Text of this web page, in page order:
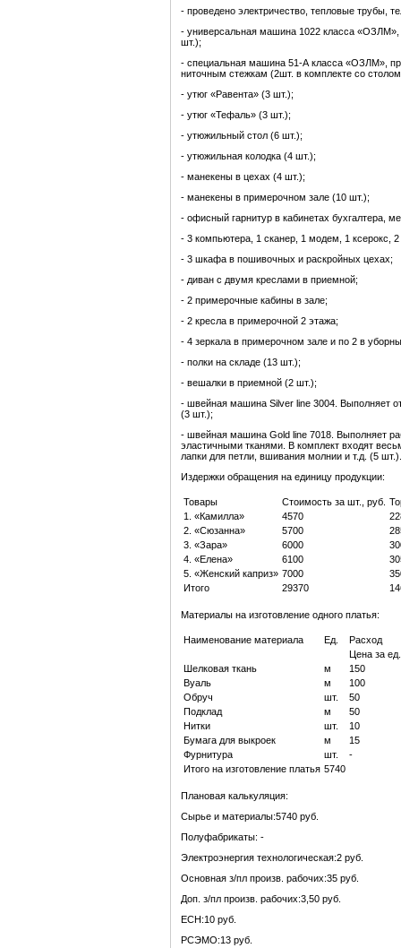
- проведено электричество, тепловые трубы,
- универсальная машина 1022 класса «ОЗЛМ»,
шт.);
- специальная машина 51-А класса «ОЗЛМ»,
ниточным стежкам (2шт. в комплекте со
- утюг «Равента» (3 шт.);
- утюг «Тефаль» (3 шт.);
- утюжильный стол (6 шт.);
- утюжильная колодка (4 шт.);
- манекены в цехах (4 шт.);
- манекены в примерочном зале (10 шт.);
- офисный гарнитур в кабинетах бухгалтера,
- 3 компьютера, 1 сканер, 1 модем, 1 ксерокс,
- 3 шкафа в пошивочных и раскройных цехах;
- диван с двумя креслами в приемной;
- 2 примерочные кабины в зале;
- 2 кресла в примерочной 2 этажа;
- 4 зеркала в примерочном зале и по 2 в
- полки на складе (13 шт.);
- вешалки в приемной (2 шт.);
- швейная машина Silver line 3004. Выполняет
(3 шт.);
- швейная машина Gold line 7018. Выполняет
эластичными тканями. В комплект входят
лапки для петли, вшивания молнии и т.д. (5 шт.).
Издержки обращения на единицу продукции:
Товары Стоимость за шт., руб.
1. «Камилла»
4570
2. «Сюзанна»
5700
3. «Зара»
6000
4. «Елена»
6100
5. «Женский каприз» 7000
Итого
29370
Материалы на изготовление одного платья:
Наименование материала Ед.
Расход
Цена за
Шелковая ткань
м
150
Вуаль
м
100
Обруч
шт.
50
Подклад
м
50
Нитки
шт.
10
Бумага для выкроек
м
15
Фурнитура
шт.
-
Итого на изготовление платья 5740
Плановая калькуляция:
Сырье и материалы:5740 руб.
Полуфабрикаты: -
Электроэнергия технологическая:2 руб.
Основная з/пл произв. рабочих:35 руб.
Доп. з/пл произв. рабочих:3,50 руб.
ЕСН:10 руб.
РСЭМО:13 руб.